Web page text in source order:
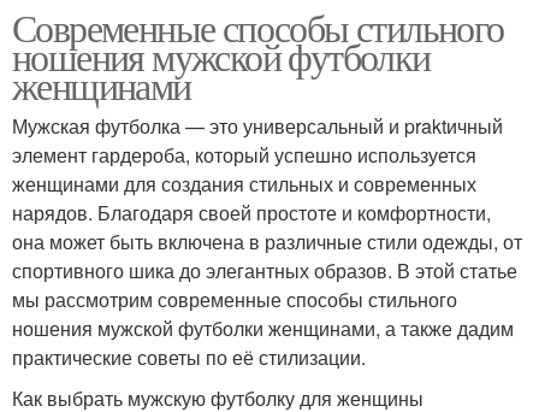
Современные способы стильного
ношения мужской футболки
женщинами
Мужская футболка — это универсальный и praktичный
элемент гардероба, который успешно используется
женщинами для создания стильных и современных
нарядов. Благодаря своей простоте и комфортности,
она может быть включена в различные стили одежды, от
спортивного шика до элегантных образов. В этой статье
мы рассмотрим современные способы стильного
ношения мужской футболки женщинами, а также дадим
практические советы по её стилизации.
Как выбрать мужскую футболку для женщины